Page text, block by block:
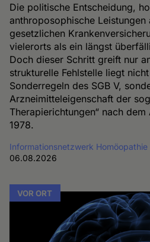
Die politische Entscheidung,
anthroposophische
gesetzlichen
vielerorts als ein längst
Doch dieser Schritt greift nur
strukturelle Fehlstelle liegt
Sonderregeln des SGB V,
Arzneimitteleigenschaft der
Therapierichtungen“ nach
1978.
Informationsnetzwerk Homöopathie
06.08.2026
VOR ORT